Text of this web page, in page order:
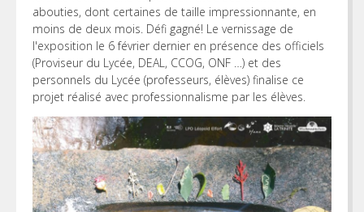
abouties, dont certaines de taille impressionnante, en
moins de deux mois. Défi gagné! Le vernissage de
l'exposition le 6 février dernier en présence des officiels
(Proviseur du Lycée, DEAL, CCOG, ONF …) et des
personnels du Lycée (professeurs, élèves) finalise ce
projet réalisé avec professionnalisme par les élèves.